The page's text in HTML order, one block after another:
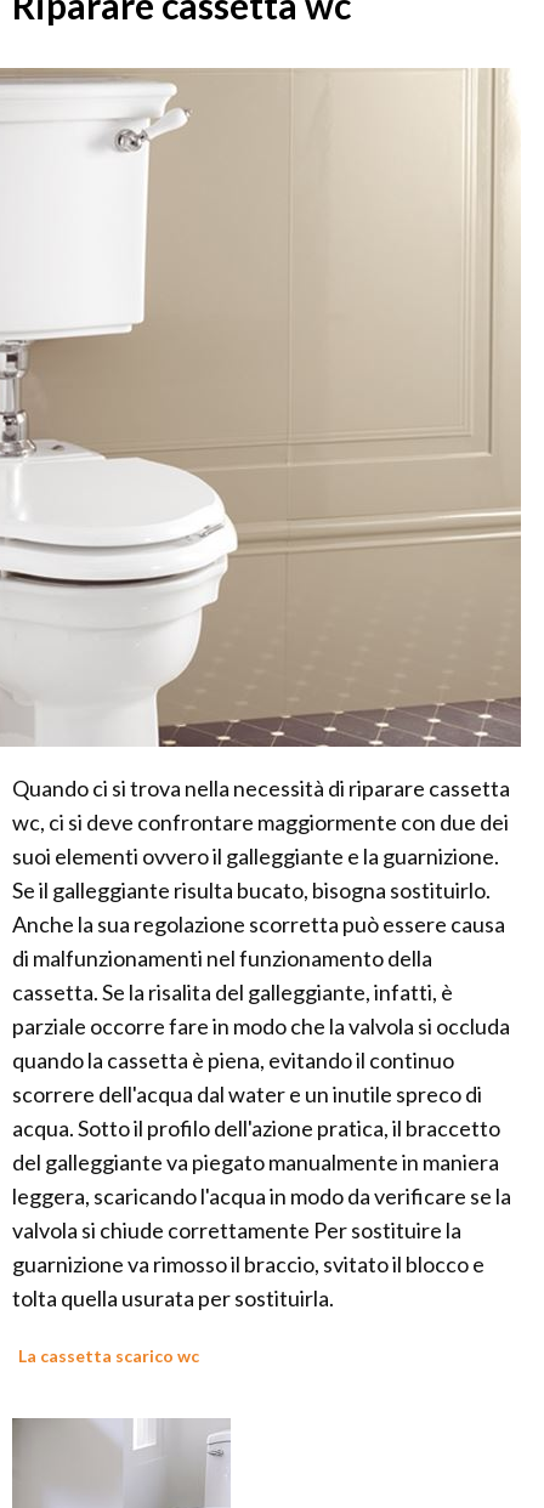
Quando ci si trova nella necessità di riparare cassetta
wc, ci si deve confrontare maggiormente con due dei
suoi elementi ovvero il galleggiante e la guarnizione.
Se il galleggiante risulta bucato, bisogna sostituirlo.
Anche la sua regolazione scorretta può essere causa
di malfunzionamenti nel funzionamento della
cassetta. Se la risalita del galleggiante, infatti, è
parziale occorre fare in modo che la valvola si occluda
quando la cassetta è piena, evitando il continuo
scorrere dell'acqua dal water e un inutile spreco di
acqua. Sotto il profilo dell'azione pratica, il braccetto
del galleggiante va piegato manualmente in maniera
leggera, scaricando l'acqua in modo da verificare se la
valvola si chiude correttamente Per sostituire la
guarnizione va rimosso il braccio, svitato il blocco e
tolta quella usurata per sostituirla.
La cassetta scarico wc